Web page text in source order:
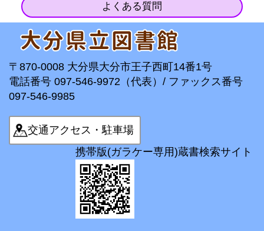
よくある質問
〒870-0008 大分県大分市王子西町14番1号
電話番号 097-546-9972（代表）/ ファックス番号
097-546-9985
交通アクセス・駐車場
携帯版(ガラケー専用)蔵書検索サイト